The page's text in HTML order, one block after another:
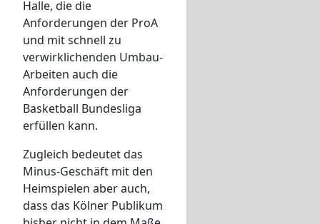
Halle, die die
Anforderungen der ProA
und mit schnell zu
verwirklichenden Umbau-
Arbeiten auch die
Anforderungen der
Basketball Bundesliga
erfüllen kann.
Zugleich bedeutet das
Minus-Geschäft mit den
Heimspielen aber auch,
dass das Kölner Publikum